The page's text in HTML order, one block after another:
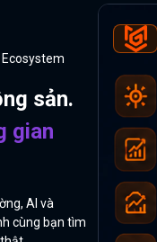
sản.
gian
AI và
cùng bạn tìm